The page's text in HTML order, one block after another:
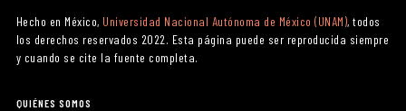
Hecho en México, Universidad Nacional Autónoma de México (UNAM), todos
los derechos reservados 2022. Esta página puede ser reproducida siempre
y cuando se cite la fuente completa.
QUIÉNES SOMOS